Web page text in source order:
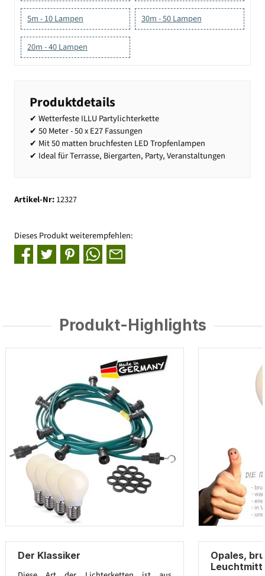
5m - 10 Lampen 30m - 50 Lampen
20m - 40 Lampen
Produktdetails
✔ Wetterfeste ILLU Partylichterkette
✔ 50 Meter - 50 x E27 Fassungen
✔ Mit 50 matten bruchfesten LED Tropfenlampen
✔ Ideal für Terrasse, Biergarten, Party, Veranstaltungen
Artikel-Nr:12327
Dieses Produkt weiterempfehlen:
Produkt-Highlights
Der Klassiker
Opales,